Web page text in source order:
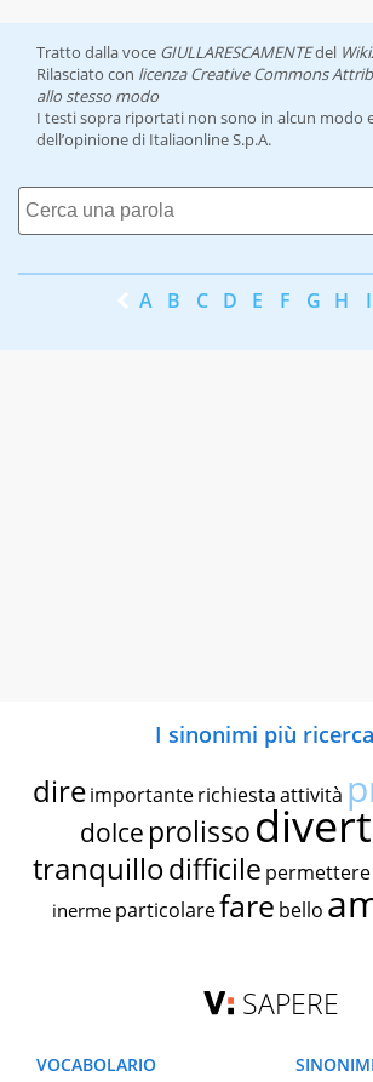
Tratto dalla voce GIULLARESCAMENTEdel
Rilasciato con licenza Creative Commons
allo stesso modo
I testi sopra riportati non sono in alcun modo
dell’opinione di Italiaonline S.p.A.
A B C D E F G H I
I sinonimi più
dire importante richiestaattività
dolce prolisso
tranquillodifficile permettere
inerme particolarefare bello
SAPERE
VOCABOLARIO